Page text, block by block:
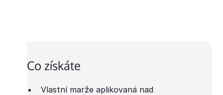
Co získáte
Vlastní marže aplikovaná nad